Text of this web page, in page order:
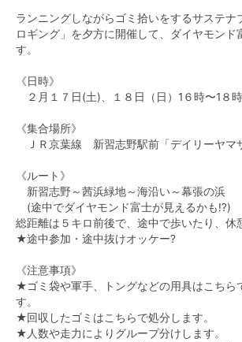
ランニングしながらゴミ拾いをするサステナ
ロギング」を夕方に開催して、ダイヤモンド
す。
《日時》
２月１７日(土)、１８日（日）1６時〜1８時
《集合場所》
ＪＲ京葉線 新習志野駅前「デイリーヤマ
《ルート》
新習志野～茜浜緑地～海沿い～幕張の浜
(途中でダイヤモンド富士が見えるかも⁉)
総距離は５キロ前後で、途中で歩いたり、休
★途中参加・途中抜けオッケー?
《注意事項》
★ゴミ袋や軍手、トングなどの用具はこちら
す。
★回収したゴミはこちらで処分します。
★人数や走力によりグループ分けします。